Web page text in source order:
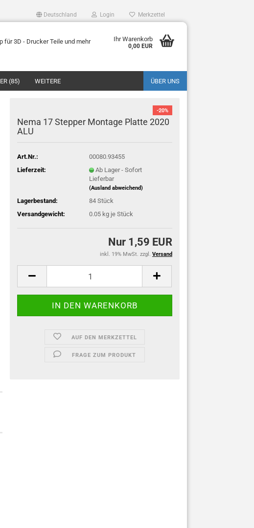
Deutschland Login Merkzettel
für 3D - Drucker Teile und mehr Ihr Warenkorb
0,00 EUR
(85) ÜBER UNS
WEITERE
-20%
Nema 17 Stepper Montage Platte 2020
ALU
Art.Nr.:
00080.93455
Lieferzeit:
Ab Lager - Sofort
Lieferbar
(Ausland abweichend)
Lagerbestand: 84Stück
Versandgewicht:
0.05 kg je Stück
Nur 1,59 EUR
inkl. 19% MwSt. zzgl. Versand
AUF DEN MERKZETTEL
FRAGE ZUM PRODUKT